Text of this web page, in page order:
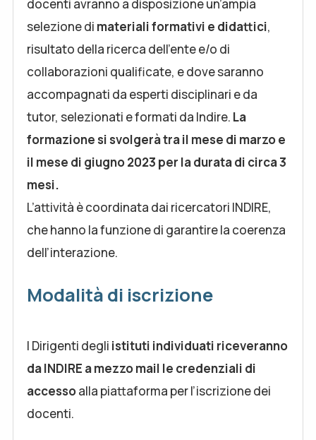
docenti avranno a disposizione un’ampia
selezione di materiali formativi e didattici,
risultato della ricerca dell’ente e/o di
collaborazioni qualificate, e dove saranno
accompagnati da esperti disciplinari e da
tutor, selezionati e formati da Indire. La
formazione si svolgerà tra il mese di marzo e
il mese di giugno 2023 per la durata di circa 3
mesi.
L’attività è coordinata dai ricercatori INDIRE,
che hanno la funzione di garantire la coerenza
dell’interazione.
Modalità di iscrizione
I Dirigenti degli istituti individuati riceveranno
da INDIRE a mezzo mail le credenziali di
accessoalla piattaforma per l’iscrizione dei
docenti.